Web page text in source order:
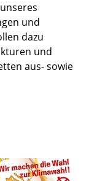
und
dazu
und
aus- sowie